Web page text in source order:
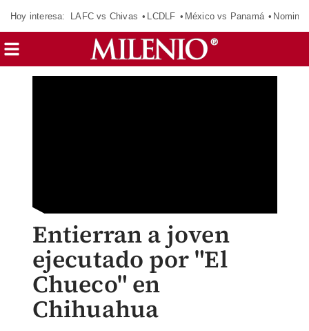
Hoy interesa: LAFC vs Chivas LCDLF México vs Panamá
Entierran a joven
ejecutado por "El
Chueco" en
Chihuahua